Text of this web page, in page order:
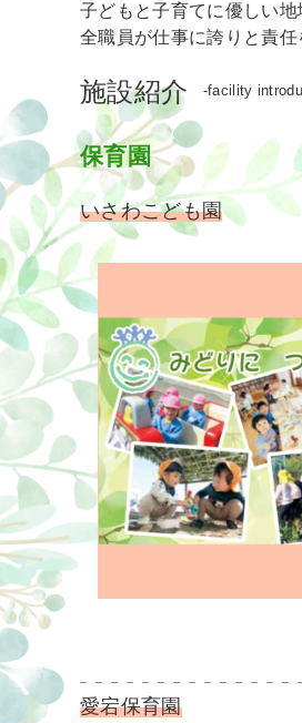
子どもと子育てに優しい地
全職員が仕事に誇りと責任
施設紹介 -facility
保育園
いさわこども園
愛宕保育園